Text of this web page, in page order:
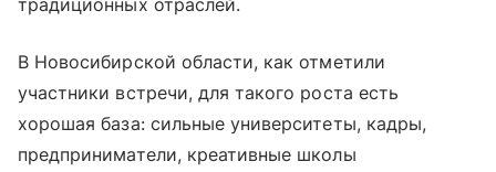
В Новосибирской области, как отметили
участники встречи, для такого роста есть
хорошая база: сильные университеты, кадры,
предприниматели, креативные школы